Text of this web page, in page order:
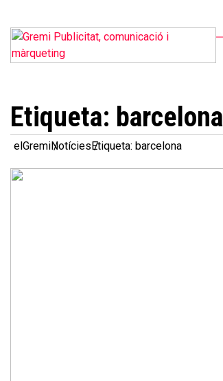
Etiqueta: barcelona
elGremiNotíciesEtiqueta: barcelona